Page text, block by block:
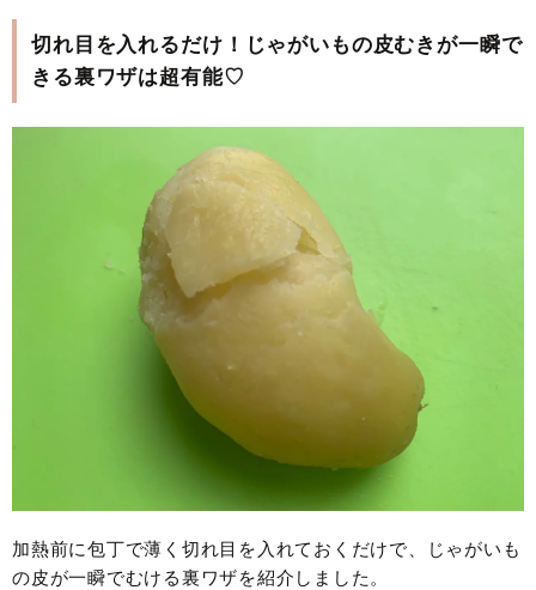
切れ目を入れるだけ！じゃがいもの皮むきが一瞬で
きる裏ワザは超有能♡
加熱前に包丁で薄く切れ目を入れておくだけで、じゃがいも
の皮が一瞬でむける裏ワザを紹介しました。